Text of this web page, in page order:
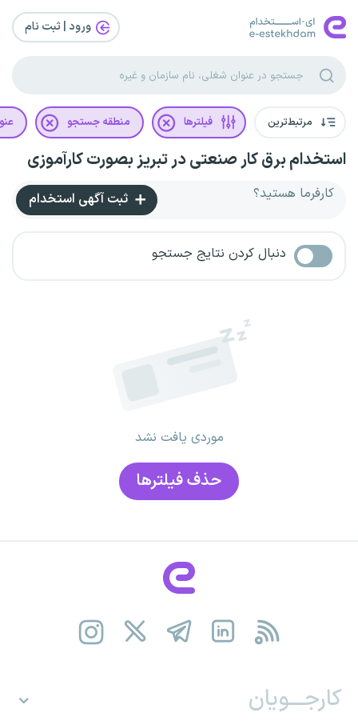
ورود | ثبت‌ نام
مرتبط‌ترین فیلترها منطقه جستجو
استخدام برق کار صنعتی در تبریز بصورت کارآموزی
کارفرما هستید؟ ثبت آگهی استخدام
دنبال کردن نتایج جستجو
موردی یافت نشد
حذف فیلتر‌ها
کارجـــویان